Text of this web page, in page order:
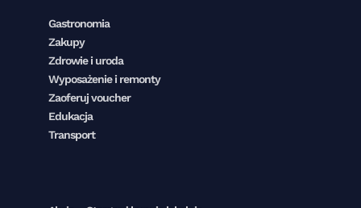
Gastronomia
Zakupy
Zdrowie i uroda
Wyposażenie i remonty
Zaoferuj voucher
Edukacja
Transport